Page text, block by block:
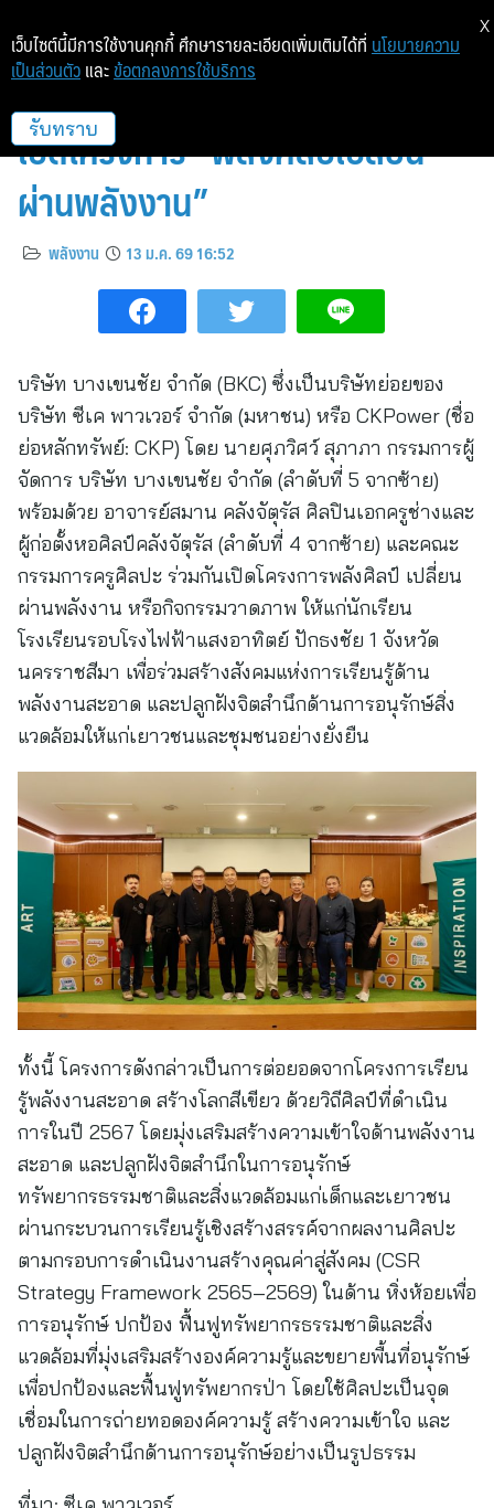
BKC ร่วมกับ หอศิลป์คลังจัตุรัส
เปิดโครงการ “พลังศิลป์เปลี่ยน
ผ่านพลังงาน”
พลังงาน 13 ม.ค. 69 16:52
บริษัท บางเขนชัย จำกัด (BKC) ซึ่งเป็นบริษัทย่อยของ
บริษัท ซีเค พาวเวอร์ จำกัด (มหาชน) หรือ CKPower (ชื่อ
ย่อหลักทรัพย์: CKP) โดย นายศุภวิศว์ สุภาภา กรรมการผู้
จัดการ บริษัท บางเขนชัย จำกัด (ลำดับที่ 5 จากซ้าย)
พร้อมด้วย อาจารย์สมาน คลังจัตุรัส ศิลปินเอกครูช่างและ
ผู้ก่อตั้งหอศิลป์คลังจัตุรัส (ลำดับที่ 4 จากซ้าย) และคณะ
กรรมการครูศิลปะ ร่วมกันเปิดโครงการพลังศิลป์ เปลี่ยน
ผ่านพลังงาน หรือกิจกรรมวาดภาพ ให้แก่นักเรียน
โรงเรียนรอบโรงไฟฟ้าแสงอาทิตย์ ปักธงชัย 1 จังหวัด
นครราชสีมา เพื่อร่วมสร้างสังคมแห่งการเรียนรู้ด้าน
พลังงานสะอาด และปลูกฝังจิตสำนึกด้านการอนุรักษ์สิ่ง
แวดล้อมให้แก่เยาวชนและชุมชนอย่างยั่งยืน
ทั้งนี้ โครงการดังกล่าวเป็นการต่อยอดจากโครงการเรียน
รู้พลังงานสะอาด สร้างโลกสีเขียว ด้วยวิถีศิลป์ที่ดำเนิน
การในปี 2567 โดยมุ่งเสริมสร้างความเข้าใจด้านพลังงาน
สะอาด และปลูกฝังจิตสำนึกในการอนุรักษ์
ทรัพยากรธรรมชาติและสิ่งแวดล้อมแก่เด็กและเยาวชน
ผ่านกระบวนการเรียนรู้เชิงสร้างสรรค์จากผลงานศิลปะ
ตามกรอบการดำเนินงานสร้างคุณค่าสู่สังคม (CSR
Strategy Framework 2565–2569) ในด้าน หิ่งห้อยเพื่อ
การอนุรักษ์ ปกป้อง ฟื้นฟูทรัพยากรธรรมชาติและสิ่ง
แวดล้อมที่มุ่งเสริมสร้างองค์ความรู้และขยายพื้นที่อนุรักษ์
เพื่อปกป้องและฟื้นฟูทรัพยากรป่า โดยใช้ศิลปะเป็นจุด
เชื่อมในการถ่ายทอดองค์ความรู้ สร้างความเข้าใจ และ
ปลูกฝังจิตสำนึกด้านการอนุรักษ์อย่างเป็นรูปธรรม
เว็บไซต์นี้มีการใช้งานคุกกี้ ศึกษารายละเอียดเพิ่มเติมได้ที่ นโยบายความ
เป็นส่วนตัว และ ข้อตกลงการใช้บริการ
รับทราบ
X